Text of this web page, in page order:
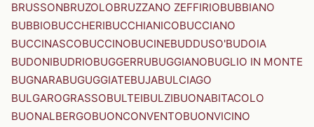
BRUSSONBRUZOLOBRUZZANO ZEFFIRIOBUBBIANO
BUBBIOBUCCHERIBUCCHIANICOBUCCIANO
BUCCINASCOBUCCINOBUCINEBUDDUSO'BUDOIA
BUDONIBUDRIOBUGGERRUBUGGIANOBUGLIO IN MONTE
BUGNARABUGUGGIATEBUJABULCIAGO
BULGAROGRASSOBULTEIBULZIBUONABITACOLO
BUONALBERGOBUONCONVENTOBUONVICINO